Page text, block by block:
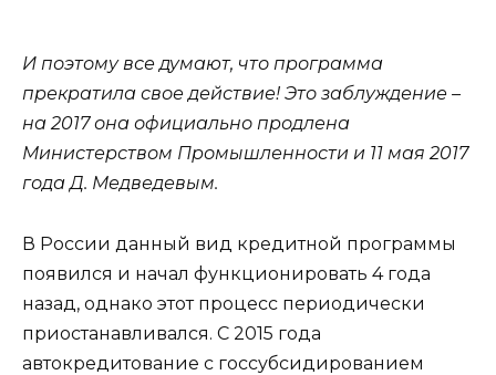
И поэтому все думают, что программа
прекратила свое действие! Это заблуждение –
на 2017 она официально продлена
Министерством Промышленности и 11 мая 2017
года Д. Медведевым.
В России данный вид кредитной программы
появился и начал функционировать 4 года
назад, однако этот процесс периодически
приостанавливался. С 2015 года
автокредитование с госсубсидированием